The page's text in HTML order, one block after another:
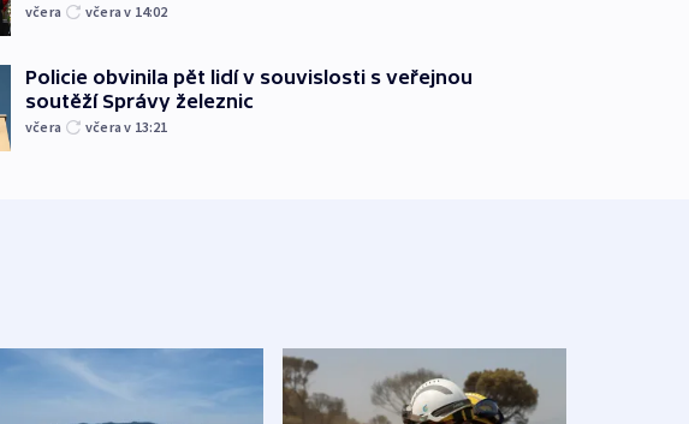
včera včera v 14:02
Policie obvinila pět lidí v souvislosti s veřejnou
soutěží Správy železnic
včera včera v 13:21